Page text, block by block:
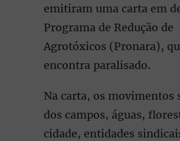
emitiram uma carta em
Programa de Redução de
Agrotóxicos (Pronara),
encontra paralisado.
Na carta, os movimentos
dos campos, águas,
cidade, entidades